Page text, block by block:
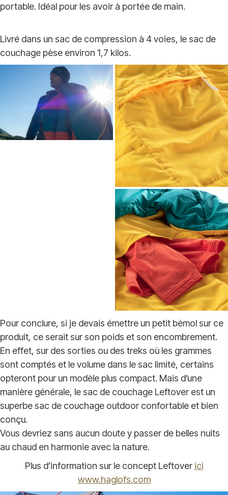
portable. Idéal pour les avoir à portée de main.
Livré dans un sac de compression à 4 voies, le sac de
couchage pèse environ 1,7 kilos.
Pour conclure, si je devais émettre un petit bémol sur ce
produit, ce serait sur son poids et son encombrement.
En effet, sur des sorties ou des treks où les grammes
sont comptés et le volume dans le sac limité, certains
opteront pour un modèle plus compact. Mais d’une
manière générale, le sac de couchage Leftover est un
superbe sac de couchage outdoor confortable et bien
conçu.
Vous devriez sans aucun doute y passer de belles nuits
au chaud en harmonie avec la nature.
Plus d’information sur le concept Leftover ici
www.haglofs.com